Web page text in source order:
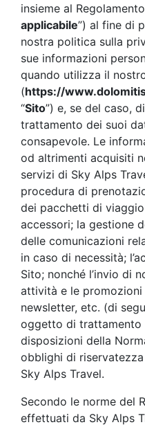
insieme al
applicabile”) al fine di
nostra politica sulla
sue informazioni
quando utilizza il
(https://
“Sito”) e, se del caso,
trattamento dei suoi
consapevole. Le
od altrimenti acquisiti
servizi di Sky Alps
procedura di
dei pacchetti di
accessori; la gestione
delle comunicazioni
in caso di necessità;
Sito; nonché l’invio di
attività e le
newsletter, etc. (di
oggetto di trattamento
disposizioni della
obblighi di
Sky Alps Travel.
Secondo le norme del
effettuati da Sky Alps